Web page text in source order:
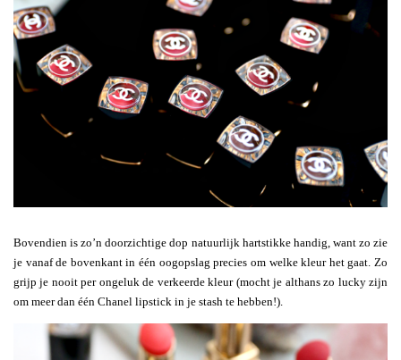
Bovendien is zo’n doorzichtige dop natuurlijk hartstikke handig, want zo zie
je vanaf de bovenkant in één oogopslag precies om welke kleur het gaat. Zo
grijp je nooit per ongeluk de verkeerde kleur (mocht je althans zo lucky zijn
om meer dan één Chanel lipstick in je stash te hebben!).